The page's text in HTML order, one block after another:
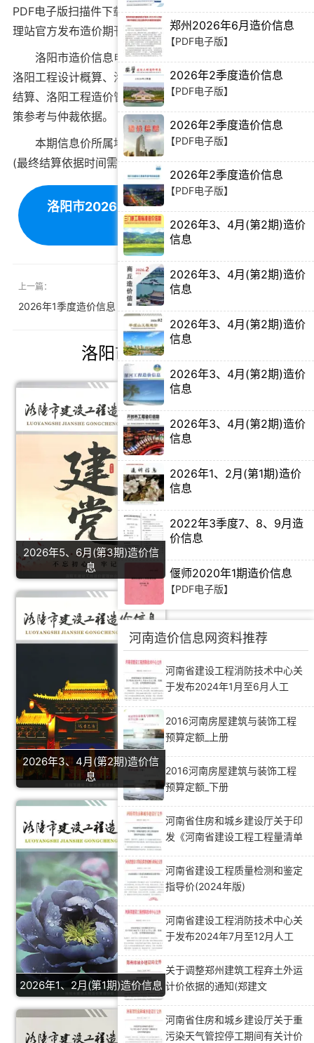
PDF电子版扫描件下载，所下载造价信息与洛阳市造价管
理站官方发布造价期刊内容完全一致。
洛阳市造价信息电子版可为
洛阳工程设计概算、 洛阳建设施工图预算、洛阳工程竣工
结算、 洛阳工程造价管理审计等提供建筑材料价格编制决
策参考与仲裁依据。
本期信息价所属地域：洛阳，对应时间为：2026年
(最终结算依据时间需根据工程双方签订合同为准)。
洛阳市2026年3、4月第2期造价信息下
载
上一篇：
2026年1季度造价信息
洛阳市造价信息推荐
2026年5、6月(第3期)造价信
息
2026年3、4月(第2期)造价信
息
2026年1、2月(第1期)造价信息
郑州2026年6月造价信息
【PDF电子版】
2026年2季度造价信息
【PDF电子版】
2026年2季度造价信息
【PDF电子版】
2026年2季度造价信息
【PDF电子版】
2026年3、4月(第2期)造价
信息
2026年3、4月(第2期)造价
信息
2026年3、4月(第2期)造价
信息
2026年3、4月(第2期)造价
信息
2026年3、4月(第2期)造价
信息
2026年1、2月(第1期)造价
信息
2022年3季度7、8、9月造
价信息
偃师2020年1期造价信息
【PDF电子版】
河南造价信息网资料推荐
河南省建设工程消防技术中心关
于发布2024年1月至6月人工
通知
2016河南房屋建筑与装饰工程
预算定额_上册
2016河南房屋建筑与装饰工程
预算定额_下册
河南省住房和城乡建设厅关于印
发《河南省建设工程工程量清单
河南省建设工程质量检测和鉴定
指导价(2024年版)
河南省建设工程消防技术中心关
于发布2024年7月至12月人工
通知
关于调整郑州建筑工程弃土外运
计价依据的通知(郑建文
河南省住房和城乡建设厅关于重
污染天气管控停工期间有关计价